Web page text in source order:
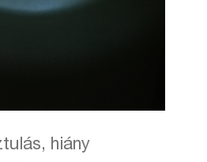
hiány